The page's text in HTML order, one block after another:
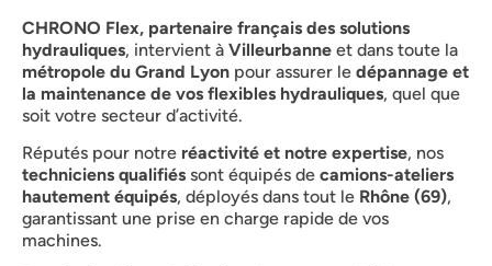
CHRONO Flex, partenaire français des solutions
hydrauliques, intervient à Villeurbanne et dans toute la
métropole du Grand Lyon pour assurer le dépannage et
la maintenance de vos flexibles hydrauliques, quel que
soit votre secteur d’activité.
Réputés pour notre réactivité et notre expertise, nos
techniciens qualifiés sont équipés de camions-ateliers
hautement équipés, déployés dans tout le Rhône (69),
garantissant une prise en charge rapide de vos
machines.